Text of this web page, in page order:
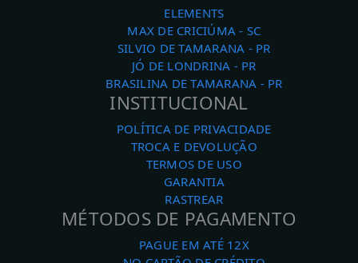
ELEMENTS
MAX DE CRICIÚMA - SC
SILVIO DE TAMARANA - PR
JÓ DE LONDRINA - PR
BRASILINA DE TAMARANA - PR
INSTITUCIONAL
POLÍTICA DE PRIVACIDADE
TROCA E DEVOLUÇÃO
TERMOS DE USO
GARANTIA
RASTREAR
MÉTODOS DE PAGAMENTO
PAGUE EM ATÉ 12X